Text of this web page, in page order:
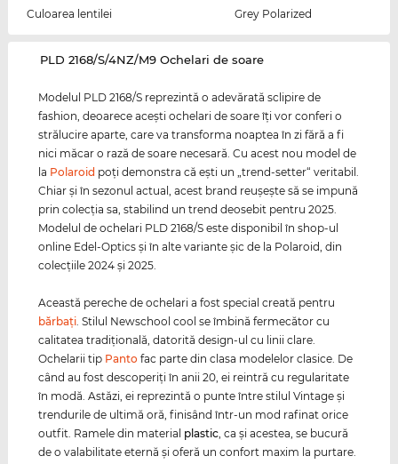
Culoarea lentilei
Grey Polarized
‌PLD 2168/S/4NZ/M9 Ochelari de soare
Modelul PLD 2168/S reprezintă o adevărată sclipire de
fashion, deoarece aceşti ochelari de soare îţi vor conferi o
strălucire aparte, care va transforma noaptea în zi fără a fi
nici măcar o rază de soare necesară. Cu acest nou model de
la Polaroid poţi demonstra că eşti un „trend-setter“ veritabil.
Chiar şi în sezonul actual, acest brand reuşeşte să se impună
prin colecţia sa, stabilind un trend deosebit pentru 2025.
Modelul de ochelari PLD 2168/S este disponibil în shop-ul
online Edel-Optics şi în alte variante şic de la Polaroid, din
colecţiile 2024 şi 2025.
Această pereche de ochelari a fost special creată pentru
bărbaţi. Stilul Newschool cool se îmbină fermecător cu
calitatea tradiţională, datorită design-ul cu linii clare.
Ochelarii tip Panto fac parte din clasa modelelor clasice. De
când au fost descoperiţi în anii 20, ei reintră cu regularitate
în modă. Astăzi, ei reprezintă o punte între stilul Vintage şi
trendurile de ultimă oră, finisând într-un mod rafinat orice
outfit. Ramele din material plastic, ca şi acestea, se bucură
de o valabilitate eternă şi oferă un confort maxim la purtare.